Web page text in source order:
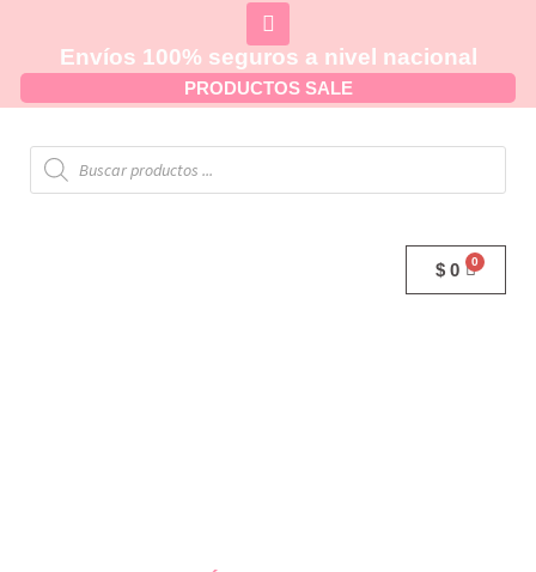
Envíos 100% seguros a nivel nacional
PRODUCTOS SALE
$ 0